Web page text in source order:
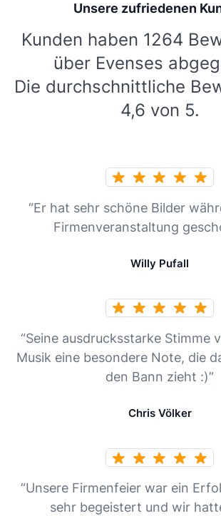
Unsere zufriedenen
Kunden haben 1264
über Evenses
Die durchschnittliche
4,6 von 5.
“Er hat sehr schöne Bilder
Firmenveranstaltung
Willy Pufall
“Seine ausdrucksstarke Stimme
Musik eine besondere Note, die
den Bann zieht :)”
Chris Völker
“Unsere Firmenfeier war ein
sehr begeistert und wir